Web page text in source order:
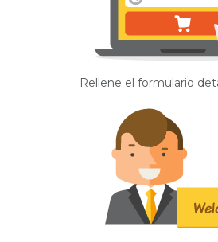
Rellene el formulario